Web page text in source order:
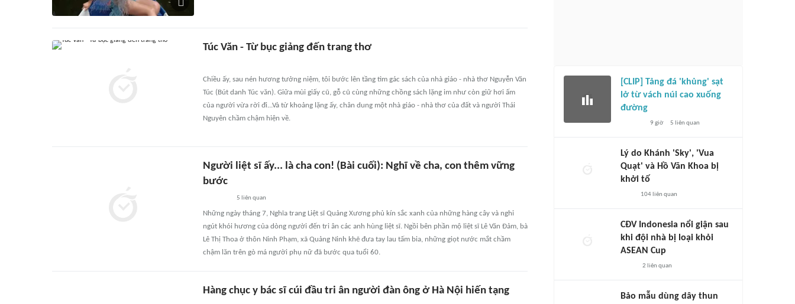
Túc Văn - Từ bục giảng đến trang thơ
Chiều ấy, sau nén hương tưởng niệm, tôi bước lên tầng tìm gác sách của nhà giáo - nhà thơ Nguyễn Văn
Túc (Bút danh Túc văn). Giữa mùi giấy cũ, gỗ cũ cùng những chồng sách lặng im như còn giữ hơi ấm
của người vừa rời đi...Và từ khoảng lặng ấy, chân dung một nhà giáo - nhà thơ của đất và người Thái
Nguyên chầm chậm hiện về.
Người liệt sĩ ấy... là cha con! (Bài cuối): Nghĩ về cha, con thêm vững
bước
5 liên quan
Những ngày tháng 7, Nghĩa trang Liệt sĩ Quảng Xương phủ kín sắc xanh của những hàng cây và nghi
ngút khói hương của dòng người đến tri ân các anh hùng liệt sĩ. Ngồi bên phần mộ liệt sĩ Lê Văn Đảm, bà
Lê Thị Thoa ở thôn Ninh Phạm, xã Quảng Ninh khẽ đưa tay lau tấm bia, những giọt nước mắt chầm
chậm lăn trên gò má người phụ nữ đã bước qua tuổi 60.
Hàng chục y bác sĩ cúi đầu tri ân người đàn ông ở Hà Nội hiến tạng
[CLIP] Tảng đá 'khủng' sạt
lở từ vách núi cao xuống
đường
9 giờ 5 liên quan
Lý do Khánh 'Sky', 'Vua
Quạt' và Hồ Văn Khoa bị
khởi tố
104liên quan
CĐV Indonesia nổi giận sau
khi đội nhà bị loại khỏi
ASEAN Cup
2 liên quan
Bảo mẫu dùng dây thun